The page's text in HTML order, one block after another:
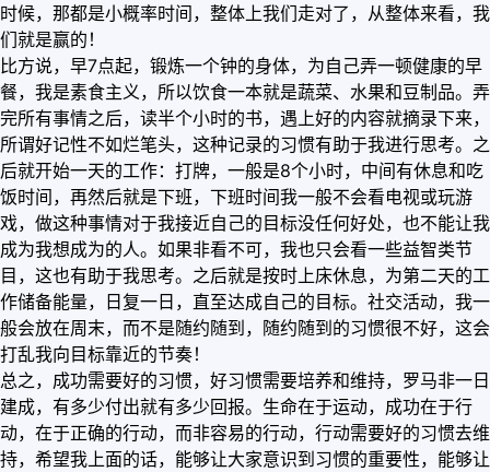
时候，那都是小概率时间，整体上我们走对了，从整体来看，我
们就是赢的！
比方说，早7点起，锻炼一个钟的身体，为自己弄一顿健康的早
餐，我是素食主义，所以饮食一本就是蔬菜、水果和豆制品。弄
完所有事情之后，读半个小时的书，遇上好的内容就摘录下来，
所谓好记性不如烂笔头，这种记录的习惯有助于我进行思考。之
后就开始一天的工作：打牌，一般是8个小时，中间有休息和吃
饭时间，再然后就是下班，下班时间我一般不会看电视或玩游
戏，做这种事情对于我接近自己的目标没任何好处，也不能让我
成为我想成为的人。如果非看不可，我也只会看一些益智类节
目，这也有助于我思考。之后就是按时上床休息，为第二天的工
作储备能量，日复一日，直至达成自己的目标。社交活动，我一
般会放在周末，而不是随约随到，随约随到的习惯很不好，这会
打乱我向目标靠近的节奏！
总之，成功需要好的习惯，好习惯需要培养和维持，罗马非一日
建成，有多少付出就有多少回报。生命在于运动，成功在于行
动，在于正确的行动，而非容易的行动，行动需要好的习惯去维
持，希望我上面的话，能够让大家意识到习惯的重要性，能够让